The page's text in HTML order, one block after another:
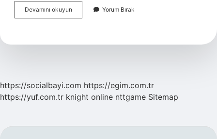
Devamını okuyun
Anestezi
Yorum Bırak
https://socialbayi.com https://egim.com.tr
https://yuf.com.tr knight online nttgame Sitemap